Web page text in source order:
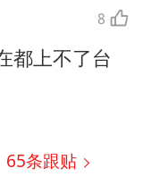
8
都上不了台
65条跟贴